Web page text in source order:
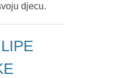
djecu.